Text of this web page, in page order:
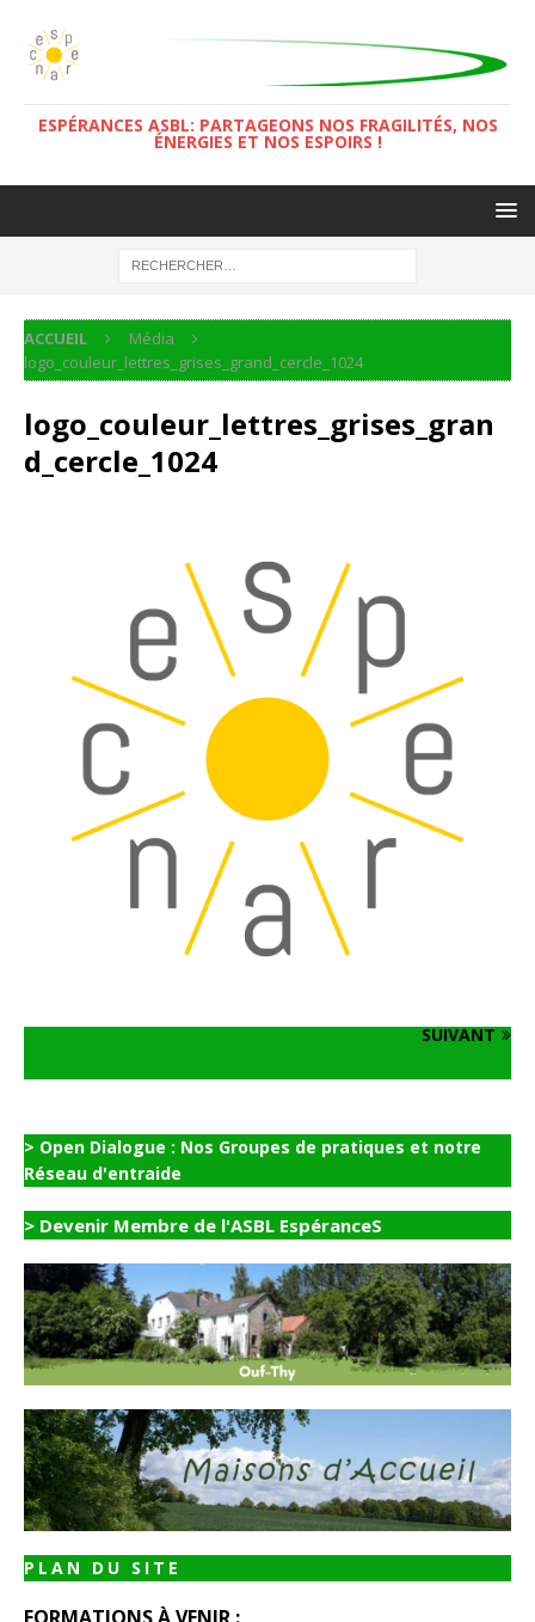
ESPÉRANCES ASBL: PARTAGEONS NOS FRAGILITÉS, NOS
ÉNERGIES ET NOS ESPOIRS !
ACCUEIL
Média
logo_couleur_lettres_grises_grand_cercle_1024
logo_couleur_lettres_grises_gran
d_cercle_1024
SUIVANT
> Open Dialogue : Nos Groupes de pratiques et notre
Réseau d'entraide
> Devenir Membre de l'ASBL EspéranceS
PLAN DU SITE